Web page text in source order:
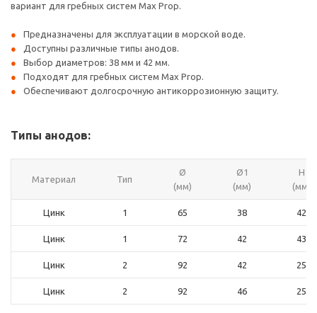
вариант для гребных систем Max Prop.
Предназначены для эксплуатации в морской воде.
Доступны различные типы анодов.
Выбор диаметров: 38 мм и 42 мм.
Подходят для гребных систем Max Prop.
Обеспечивают долгосрочную антикоррозионную защиту.
Типы анодов:
Материал Тип
Ø
(мм)
Ø1
(мм)
H
(мм)
Цинк 1 65 38 42
Цинк 1 72 42 43
Цинк 2 92 42 25
Цинк 2 92 46 25